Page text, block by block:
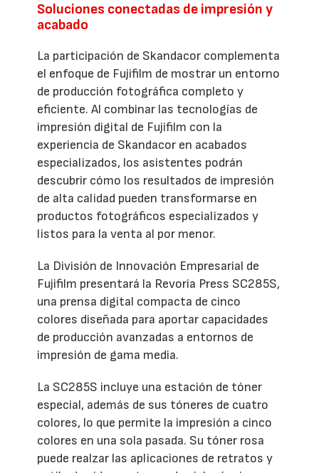
Soluciones conectadas de impresión y
acabado
La participación de Skandacor complementa
el enfoque de Fujifilm de mostrar un entorno
de producción fotográfica completo y
eficiente. Al combinar las tecnologías de
impresión digital de Fujifilm con la
experiencia de Skandacor en acabados
especializados, los asistentes podrán
descubrir cómo los resultados de impresión
de alta calidad pueden transformarse en
productos fotográficos especializados y
listos para la venta al por menor.
La División de Innovación Empresarial de
Fujifilm presentará la Revoria Press SC285S,
una prensa digital compacta de cinco
colores diseñada para aportar capacidades
de producción avanzadas a entornos de
impresión de gama media.
La SC285S incluye una estación de tóner
especial, además de sus tóneres de cuatro
colores, lo que permite la impresión a cinco
colores en una sola pasada. Su tóner rosa
puede realzar las aplicaciones de retratos y